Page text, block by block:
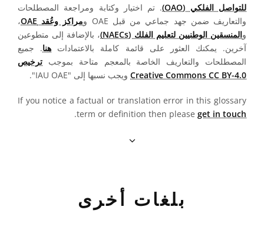
للتواصل الفلكي (OAO)
. تم اختيار وكتابة ومراجعة المصطلحات
والتعاريف ضمن جهد جماعي من قبل OAE و
مراكز وعُقد OAE
،
والمنسقين الوطنيين لتعليم الفلك (NAECs)
، بالإضافة إلى متطوعين
آخرين. يمكنك العثور على قائمة كاملة بالاعتمادات هنا. جميع
المصطلحات والتعاريف الخاصة بالمعجم متاحة بموجب ترخيص
Creative Commons CC BY-4.0 ويجب نسبها إلى "IAU OAE".
If you notice a factual or translation error in this glossary
term or definition then please get in touch
.
بلغات أخرى